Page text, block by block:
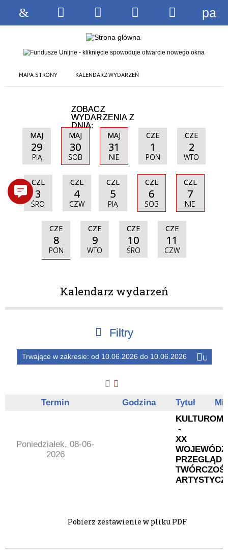
MAPA STRONY KALENDARZ WYDARZEŃ
ZOBACZ
WYDARZENIA Z
DNIA:
MAJ
29
PIĄ
MAJ
30
SOB
MAJ
31
NIE
CZE
1
PON
CZE
2
WTO
CZE
3
ŚRO
CZE
4
CZW
CZE
5
PIĄ
CZE
6
SOB
CZE
7
NIE
CZE
8
PON
CZE
9
WTO
CZE
10
ŚRO
CZE
11
CZW
Kalendarz wydarzeń
Filtry
Szukana fraza
Trwające w zakresie
Trwające w zakresie: od 10.06.2026 do 10.06.2026
Usuń
ten
Termin Godzina Tytuł
Poniedziałek, 08-06-
2026
-
XX
PRZEGLĄD
Pobierz zestawienie w pliku PDF
StronaWyszukiwarka
Narzędzia
Menu
główne
Menu